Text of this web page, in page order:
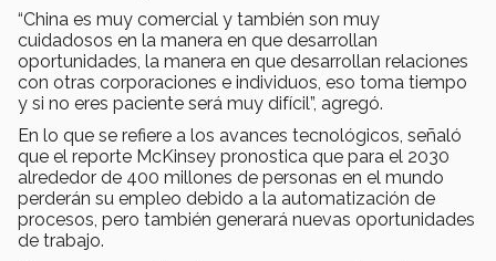
“China es muy comercial y también son muy
cuidadosos en la manera en que desarrollan
oportunidades, la manera en que desarrollan relaciones
con otras corporaciones e individuos, eso toma tiempo
y si no eres paciente será muy difícil”, agregó.
En lo que se refiere a los avances tecnológicos, señaló
que el reporte McKinsey pronostica que para el 2030
alrededor de 400 millones de personas en el mundo
perderán su empleo debido a la automatización de
procesos, pero también generará nuevas oportunidades
de trabajo.